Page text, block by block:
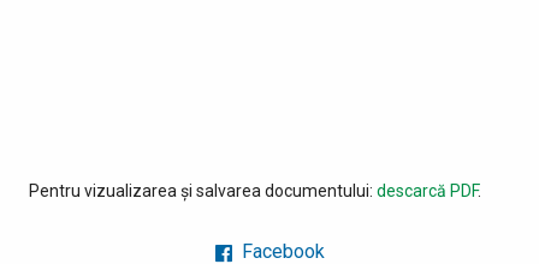
Pentru vizualizarea și salvarea documentului: descarcă PDF.
Facebook